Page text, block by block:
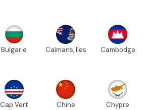
Bulgarie Caïmans, Iles Cambodge
Cap Vert Chine Chypre